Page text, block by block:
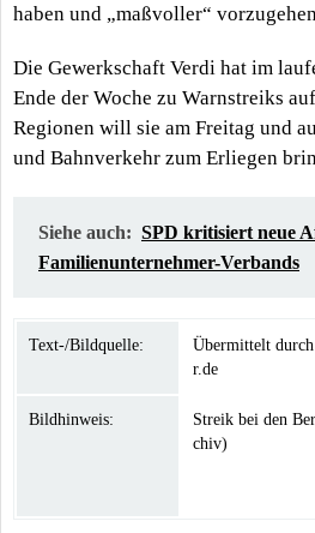
haben und „maßvoller“
Die Gewerkschaft Verdi hat im
Ende der Woche zu Warnstreiks
Regionen will sie am Freitag und
und Bahnverkehr zum Erliegen
Siehe auch: SPD kritisiert neue
Familienunternehmer-Verbands
Text-/Bildquelle:
Übermittelt
r.de
Bildhinweis:
Streik bei den
chiv)